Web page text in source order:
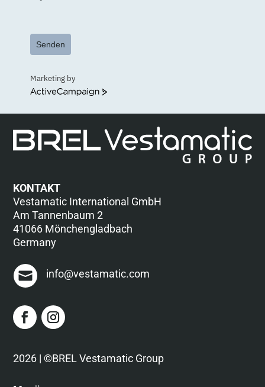
Senden
Marketing by
ActiveCampaign
KONTAKT
Vestamatic International GmbH
Am Tannenbaum 2
41066 Mönchengladbach
Germany
info@vestamatic.com
2026 | ©BREL Vestamatic Group